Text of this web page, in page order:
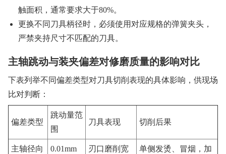
触面积，通常要求大于80%。
更换不同刀具柄径时，必须使用对应规格的弹簧夹头，
严禁夹持尺寸不匹配的刀具。
主轴跳动与装夹偏差对修磨质量的影响对比
下表列举不同偏差类型对刀具切削表现的具体影响，供现场
比对判断：
偏差类型
跳动量范
围
刀具表现 切削后果
主轴径向
0.01mm
刃口磨削宽
单侧发烫、冒烟，加